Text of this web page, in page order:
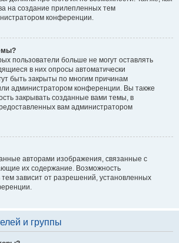
на создание прилепленных тем
конференции.
пользователи больше не могут оставлять
в них опросы автоматически
быть закрыты по многим причинам
администратором конференции. Вы также
закрывать созданные вами темы, в
вам администратором
авторами изображения, связанные с
их содержание. Возможность
тем зависит от разрешений, установленных
и группы